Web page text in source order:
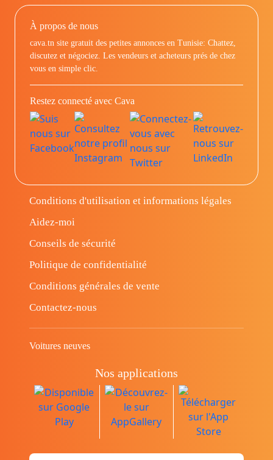
À propos de nous
cava.tn site gratuit des petites annonces en Tunisie: Chattez,
discutez et négociez. Les vendeurs et acheteurs prés de chez
vous en simple clic.
Restez connecté avec Cava
Conditions d'utilisation et informations légales
Aidez-moi
Conseils de sécurité
Politique de confidentialité
Conditions générales de vente
Contactez-nous
Voitures neuves
Nos applications